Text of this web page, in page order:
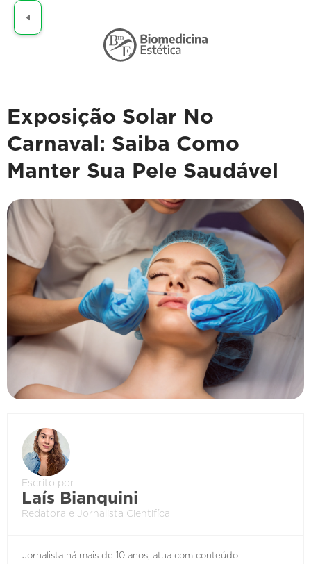
Exposição Solar No
Carnaval: Saiba Como
Manter Sua Pele Saudável
Escrito por
Laís Bianquini
Redatora e Jornalista Cientifíca
Jornalista há mais de 10 anos, atua com conteúdo